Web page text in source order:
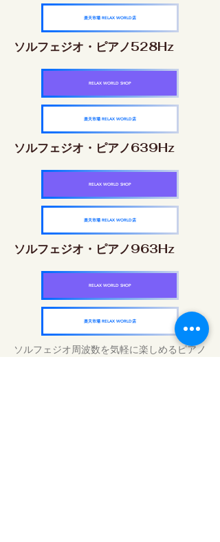
楽天市場 RELAX WORLD店
ソルフェジオ・ピアノ528Hz
RELAX WORLD SHOP
楽天市場 RELAX WORLD店
ソルフェジオ・ピアノ639Hz
RELAX WORLD SHOP
楽天市場 RELAX WORLD店
ソルフェジオ・ピアノ963Hz
RELAX WORLD SHOP
楽天市場 RELAX WORLD店
ソルフェジオ周波数を気軽に楽しめるピアノ